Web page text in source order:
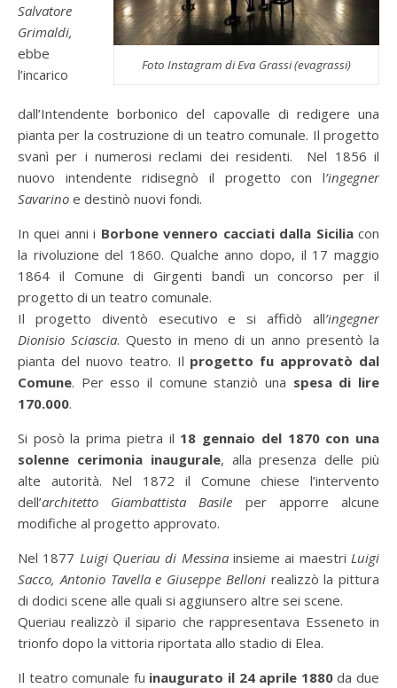
Foto Instagram di Eva Grassi (evagrassi)
Salvatore
Grimaldi,
ebbe
l’incarico
dall’Intendente borbonico del capovalle di redigere una
pianta per la costruzione di un teatro comunale. Il progetto
svanì per i numerosi reclami dei residenti. Nel 1856 il
nuovo intendente ridisegnò il progetto con l’ingegner
Savarino e destinò nuovi fondi.
In quei anni i Borbone vennero cacciati dalla Siciliacon
la rivoluzione del 1860. Qualche anno dopo, il 17 maggio
1864 il Comune di Girgenti bandì un concorso per il
progetto di un teatro comunale.
Il progetto diventò esecutivo e si affidò all’ingegner
Dionisio Sciascia. Questo in meno di un anno presentò la
pianta del nuovo teatro. Il progetto fu approvatò dal
Comune. Per esso il comune stanziò una spesa di lire
170.000.
Si posò la prima pietra il 18 gennaio del 1870 con una
solenne cerimonia inaugurale, alla presenza delle più
alte autorità. Nel 1872 il Comune chiese l’intervento
dell’architetto Giambattista Basile per apporre alcune
modifiche al progetto approvato.
Nel 1877 Luigi Queriau di Messinainsieme ai maestriLuigi
Sacco, Antonio Tavella e Giuseppe Bellonirealizzò la pittura
di dodici scene alle quali si aggiunsero altre sei scene.
Queriau realizzò il sipario che rappresentava Esseneto in
trionfo dopo la vittoria riportata allo stadio di Elea.
Il teatro comunale fu inaugurato il 24 aprile 1880da due